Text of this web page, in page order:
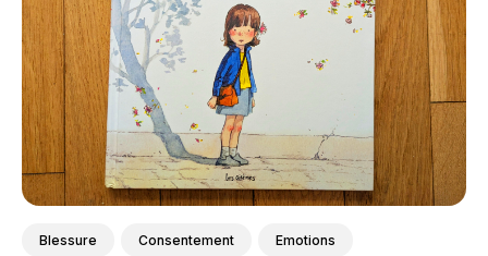
Blessure Consentement Emotions